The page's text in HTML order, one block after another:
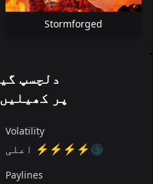
Stormforged
92dadulogin.org پر کھیلیں
Volatility
اعلی ⚡⚡⚡⚡🌑
Paylines